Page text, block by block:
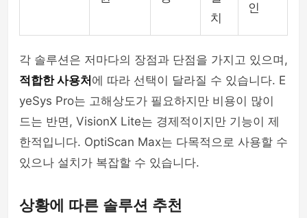
치
인
각 솔루션은 저마다의 장점과 단점을 가지고 있으며,
적합한 사용처 에 따라 선택이 달라질 수 있습니다. E
yeSys Pro는 고해상도가 필요하지만 비용이 많이
드는 반면, VisionX Lite는 경제적이지만 기능이 제
한적입니다. OptiScan Max는 다목적으로 사용할 수
있으나 설치가 복잡할 수 있습니다.
상황에 따른 솔루션 추천